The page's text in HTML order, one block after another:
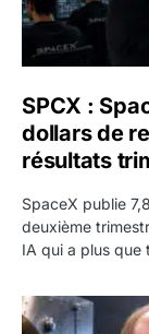
SPCX :
dollars de
résultats
SpaceX publie
deuxième
IA qui a plus que
BlackRock